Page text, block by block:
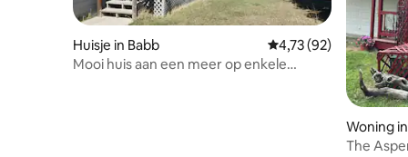
Huisje in Babb Gemiddelde
4,73 (92)
Mooi huis aan een meer op enkele
Woning
The